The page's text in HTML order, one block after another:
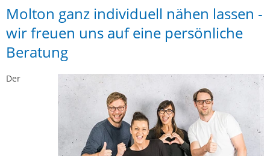
Molton ganz individuell nähen lassen -
wir freuen uns auf eine persönliche
Beratung
Der